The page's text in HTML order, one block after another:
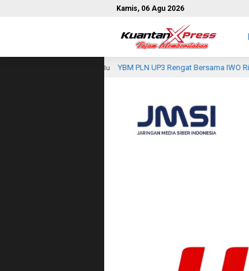
Kamis, 06 Agu 2026
YBM PLN UP3 Rengat Bersama IWO Riau Bantu 15 Korban Akibat